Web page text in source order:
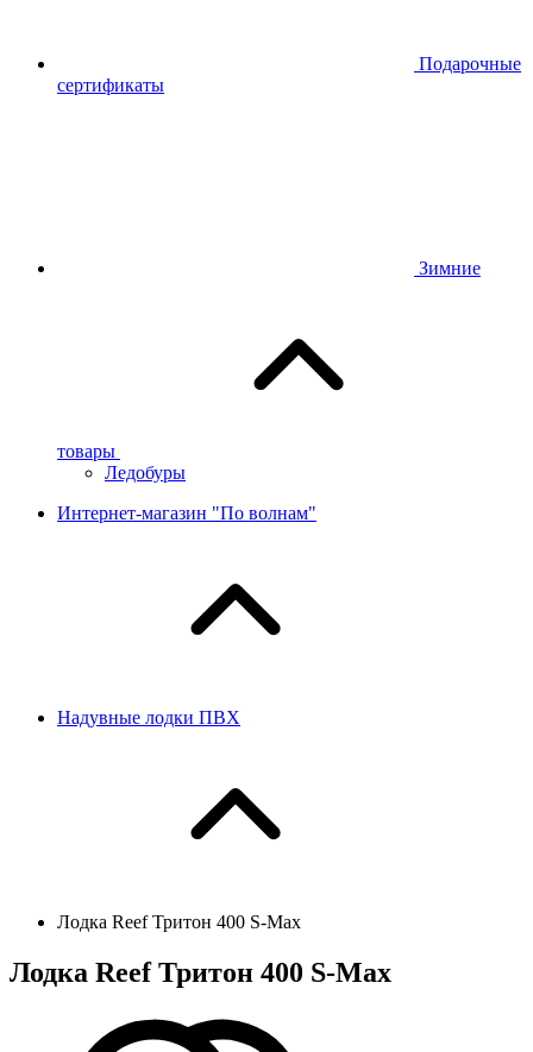
Подарочные
сертификаты
Зимние
товары
Ледобуры
Интернет-магазин "По волнам"
Надувные лодки ПВХ
Лодка Reef Тритон 400 S-Max
Лодка Reef Тритон 400 S-Max